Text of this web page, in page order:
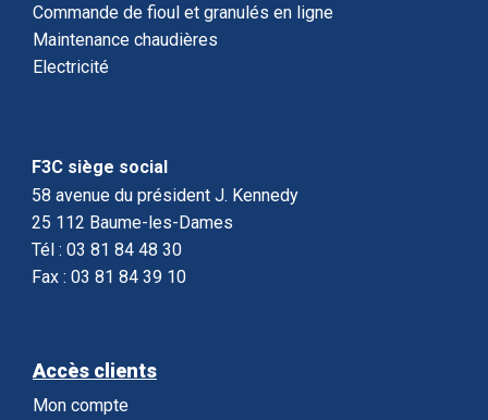
Commande de fioul et granulés en ligne
Maintenance chaudières
Electricité
F3C siège social
58 avenue du président J. Kennedy
25 112 Baume-les-Dames
Tél : 03 81 84 48 30
Fax : 03 81 84 39 10
Accès clients
Mon compte